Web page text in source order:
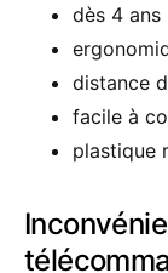
dès 4 ans
distance
facile à
plastique